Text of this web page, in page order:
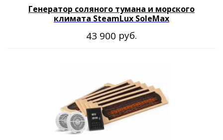
Генератор соляного тумана и морского
климата SteamLux SoleMax
43 900 руб.